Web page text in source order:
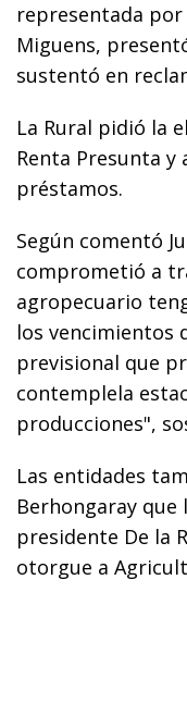
representada
Miguens,
sustentó en
La Rural pidió la
Renta Presunta
préstamos.
Según comentó
comprometió a
agropecuario
los vencimientos
previsional que
contemplela
producciones",
Las entidades
Berhongaray
presidente De la
otorgue a